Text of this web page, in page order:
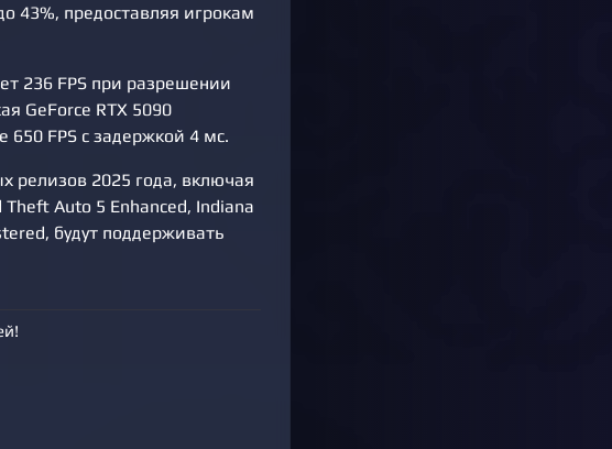
43%, предоставляя игрокам
236 FPS при разрешении
GeForce RTX 5090
FPS с задержкой 4 мс.
релизов 2025 года, включая
Theft Auto 5 Enhanced, Indiana
будут поддерживать